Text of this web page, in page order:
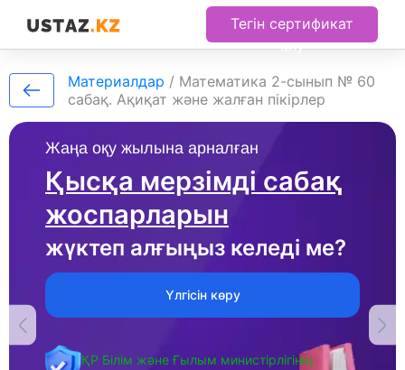
Тегін сертификат
алу
Жаңа оқу жылына арналған
Қысқа мерзімді сабақ
жоспарларын
жүктеп алғыңыз келеді ме?
Үлгісін көру
ҚР Білім және Ғылым министірлігінің
Материалдар / Математика 2-сынып № 60
сабақ. Ақиқат және жалған пікірлер